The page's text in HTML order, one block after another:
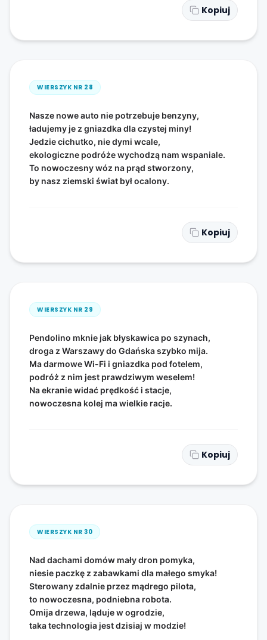
Kopiuj
WIERSZYK NR 28
Nasze nowe auto nie potrzebuje benzyny,
ładujemy je z gniazdka dla czystej miny!
Jedzie cichutko, nie dymi wcale,
ekologiczne podróże wychodzą nam wspaniale.
To nowoczesny wóz na prąd stworzony,
by nasz ziemski świat był ocalony.
Kopiuj
WIERSZYK NR 29
Pendolino mknie jak błyskawica po szynach,
droga z Warszawy do Gdańska szybko mija.
Ma darmowe Wi-Fi i gniazdka pod fotelem,
podróż z nim jest prawdziwym weselem!
Na ekranie widać prędkość i stacje,
nowoczesna kolej ma wielkie racje.
Kopiuj
WIERSZYK NR 30
Nad dachami domów mały dron pomyka,
niesie paczkę z zabawkami dla małego smyka!
Sterowany zdalnie przez mądrego pilota,
to nowoczesna, podniebna robota.
Omija drzewa, ląduje w ogrodzie,
taka technologia jest dzisiaj w modzie!